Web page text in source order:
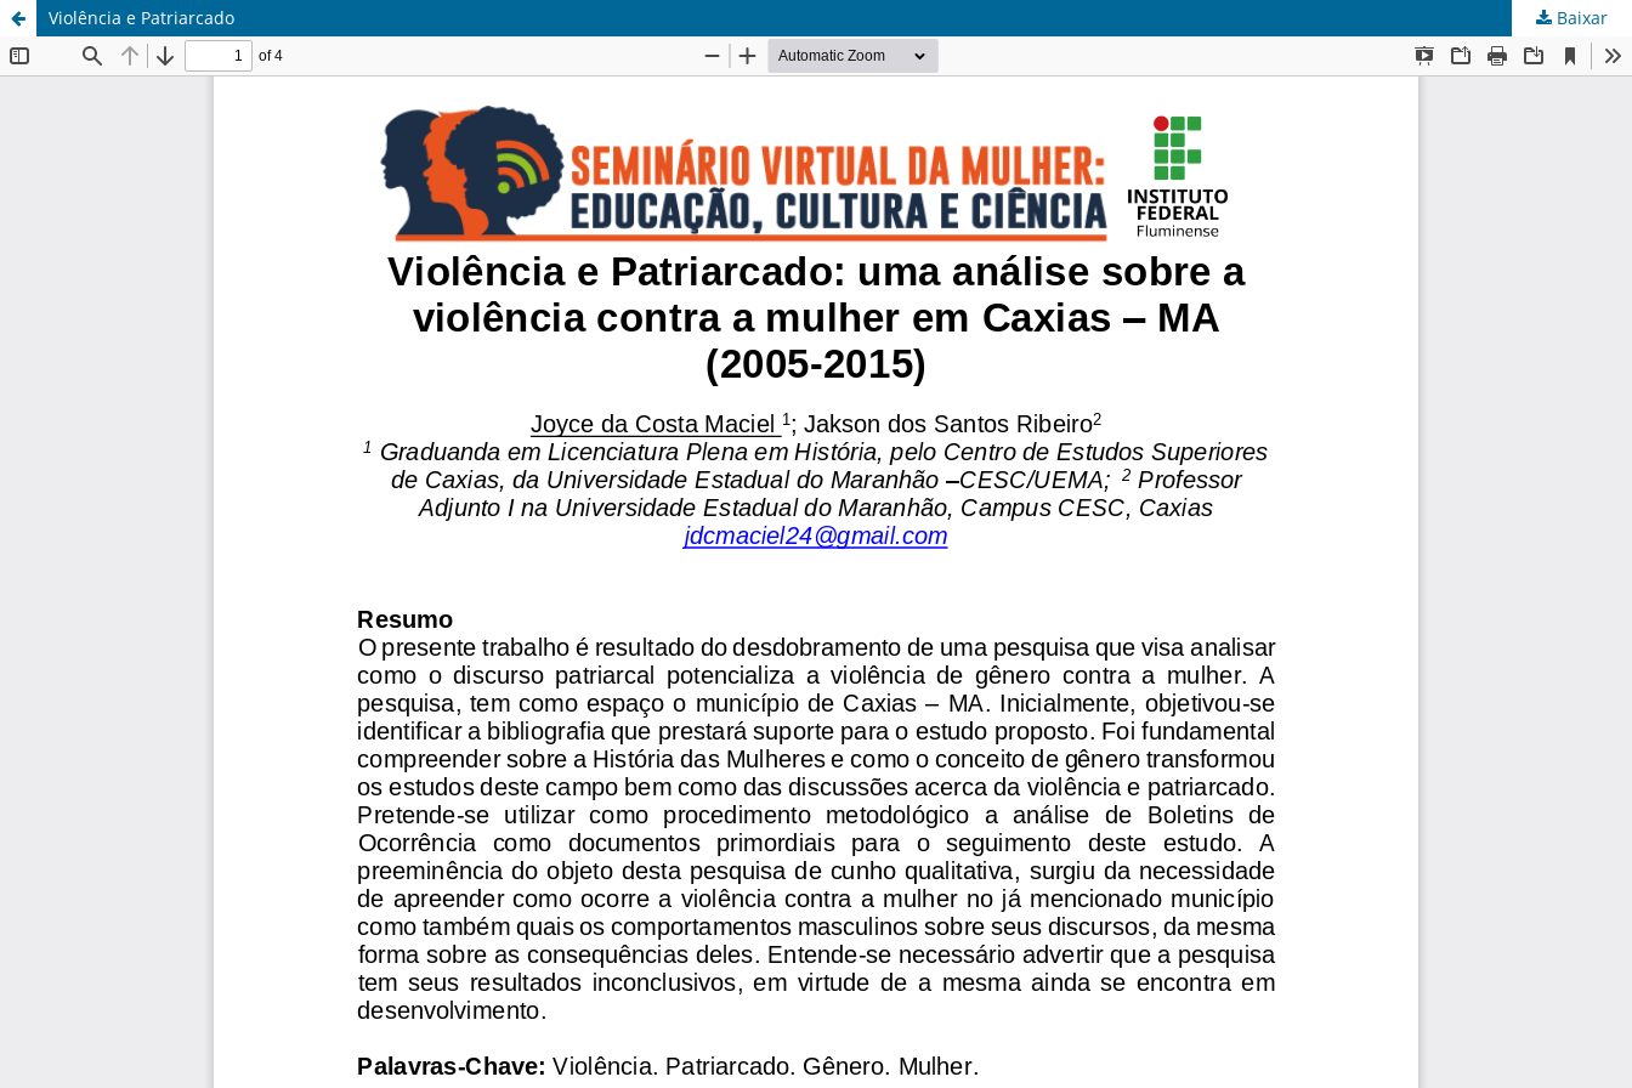
Violência e Patriarcado Baixar